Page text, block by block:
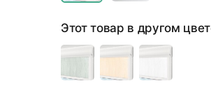
Этот товар в другом